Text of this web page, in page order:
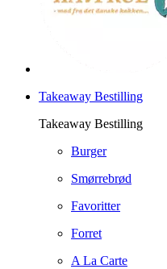
Takeaway Bestilling
Takeaway Bestilling
Burger
Smørrebrød
Favoritter
Forret
A La Carte